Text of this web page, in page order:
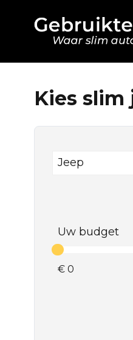
Kies slim
Jeep
Uw budget
€ 0